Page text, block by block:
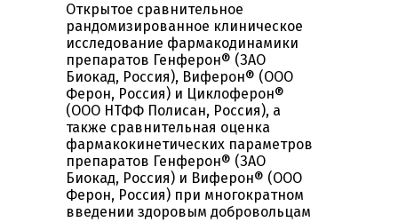
Открытое сравнительное
рандомизированное клиническое
исследование фармакодинамики
препаратов Генферон® (ЗАО
Биокад, Россия), Виферон® (ООО
Ферон, Россия) и Циклоферон®
(OOO НТФФ Полисан, Россия), а
также сравнительная оценка
фармакокинетических параметров
препаратов Генферон® (ЗАО
Биокад, Россия) и Виферон® (ООО
Ферон, Россия) при многократном
введении здоровым добровольцам